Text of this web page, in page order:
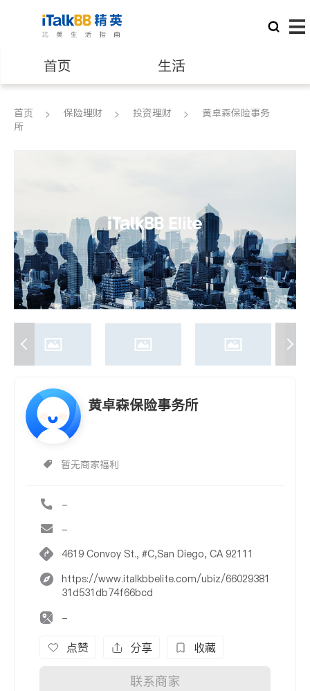
首页 生活
医生 律师
养老 非盈利组织
首页 保险理财 投资理财
黄卓森保险事务
所
黄卓森保险事务所
暂无商家福利
-
-
4619 Convoy St., #C,San Diego, CA 92111
https://www.italkbbelite.com/ubiz/66029381
31d531db74f66bcd
-
点赞 分享 收藏
联系商家